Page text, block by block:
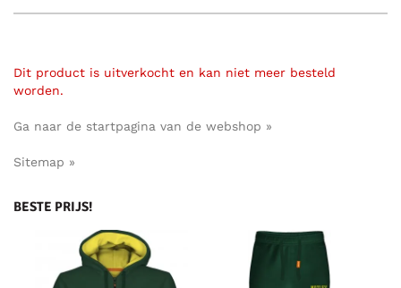
Dit product is uitverkocht en kan niet meer besteld
worden.
Ga naar de startpagina van de webshop »
Sitemap »
BESTE PRIJS!